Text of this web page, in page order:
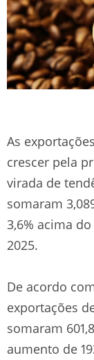
As
crescer pela
virada de
somaram
3,6% acima
2025.
De acordo
exportações
somaram
aumento de